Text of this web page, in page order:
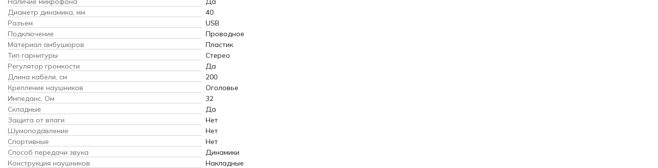
Диаметр динамика, мм
40
Разъем
USB
Подключение
Проводное
Материал амбушюров
Пластик
Тип гарнитуры
Стерео
Регулятор громкости
Да
Длина кабеля, см
200
Крепление наушников
Оголовье
Импеданс, Ом
32
Складные
Да
Защита от влаги
Нет
Шумоподавление
Нет
Спортивные
Нет
Способ передачи звука
Динамики
Конструкция наушников
Накладные